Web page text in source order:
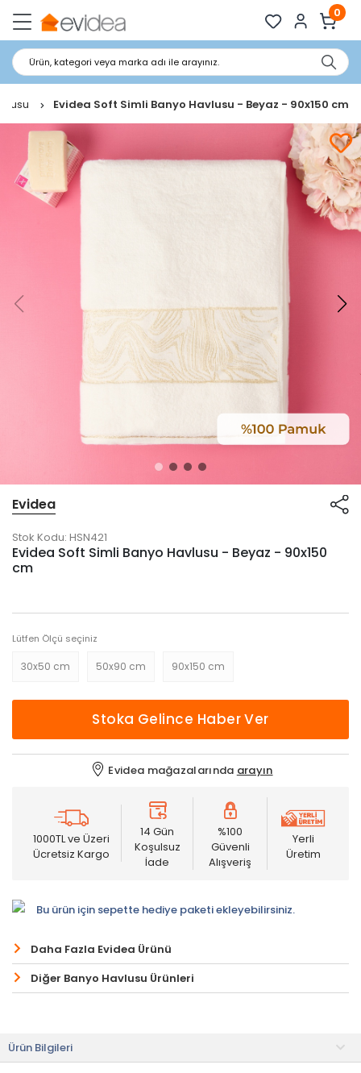
0
Ürün, kategori veya marka adı ile arayınız.
Evidea Soft Simli Banyo Havlusu - Beyaz - 90x150 cm
Evidea
Stok Kodu: HSN421
Evidea Soft Simli Banyo Havlusu - Beyaz - 90x150
cm
Lütfen Ölçü seçiniz
30x50 cm 50x90 cm 90x150 cm
Stoka Gelince Haber Ver
Evidea mağazalarında arayın
1000TL ve Üzeri
Ücretsiz Kargo
14 Gün
Koşulsuz
İade
%100
Güvenli
Alışveriş
Yerli
Üretim
Bu ürün için sepette hediye paketi ekleyebilirsiniz.
Daha Fazla Evidea Ürünü
Diğer Banyo Havlusu Ürünleri
Ürün Bilgileri